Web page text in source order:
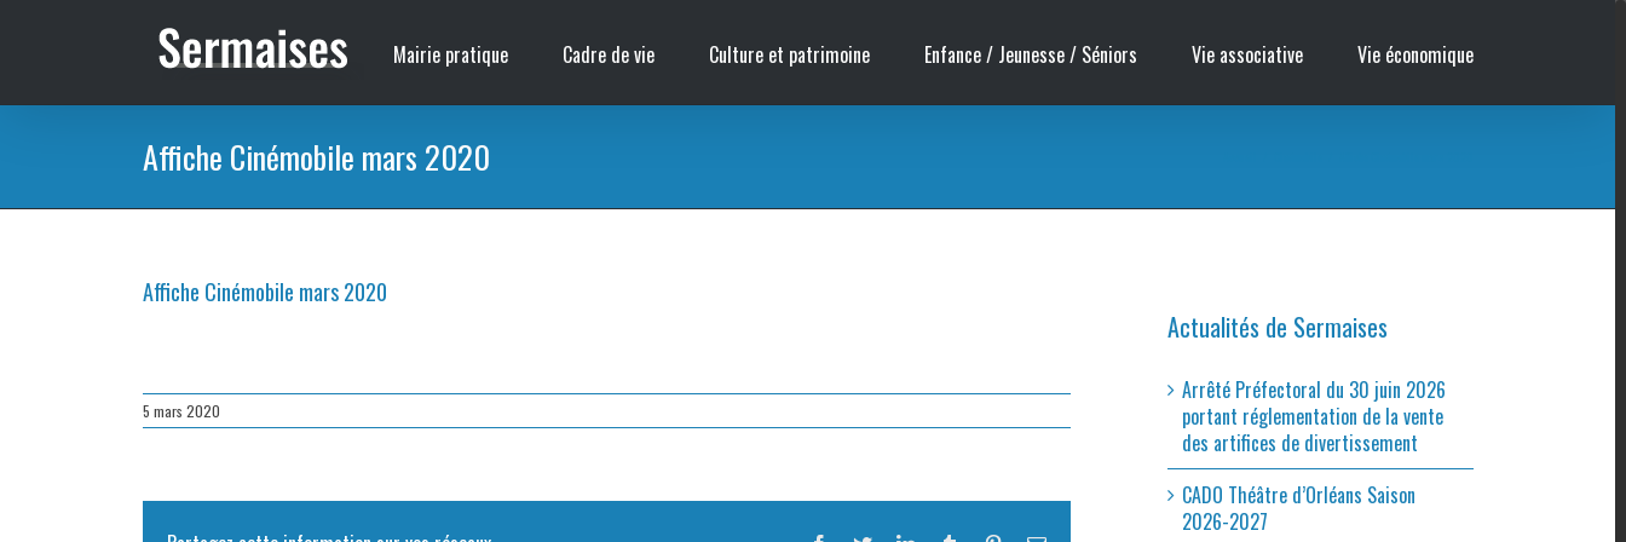
Mairie pratique Cadre de vie Culture et patrimoine Enfance / Jeunesse / Séniors Vie associative Vie économique
Affiche Cinémobile mars 2020
Affiche Cinémobile mars 2020
5 mars 2020
Actualités de Sermaises
Arrêté Préfectoral du 30 juin 2026
portant réglementation de la vente
des artifices de divertissement
CADO Théâtre d’Orléans Saison
2026-2027